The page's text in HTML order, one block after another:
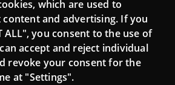
which are used to
and advertising. If you
ALL", you consent to the use of
accept and reject individual
revoke your consent for the
at "Settings".